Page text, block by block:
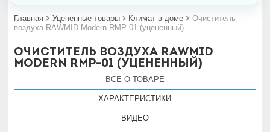
Главная Уцененные товары Климат в доме
Очиститель
воздуха RAWMID Modern RMP-01 (уцененный)
Очиститель воздуха RAWMID
Modern RMP-01 (уцененный)
ВСЕ О ТОВАРЕ
ХАРАКТЕРИСТИКИ
ВИДЕО